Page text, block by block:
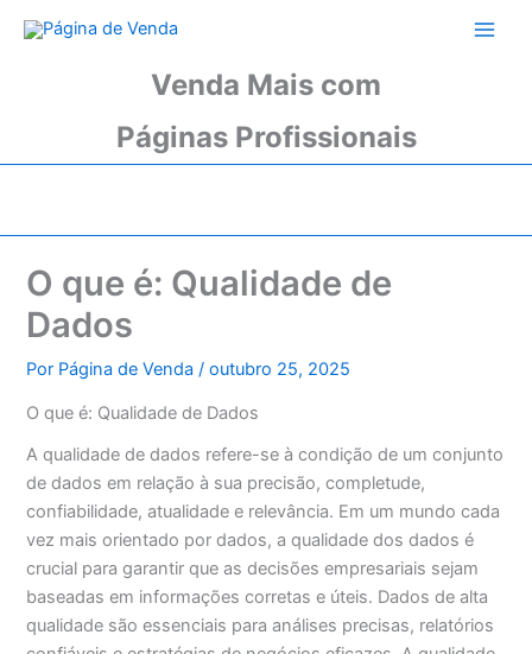
para
Venda Mais com
Páginas Profissionais
O que é: Qualidade de
Dados
Por Página de Venda/outubro 25, 2025
O que é: Qualidade de Dados
A qualidade de dados refere-se à condição de um conjunto
de dados em relação à sua precisão, completude,
confiabilidade, atualidade e relevância. Em um mundo cada
vez mais orientado por dados, a qualidade dos dados é
crucial para garantir que as decisões empresariais sejam
baseadas em informações corretas e úteis. Dados de alta
qualidade são essenciais para análises precisas, relatórios